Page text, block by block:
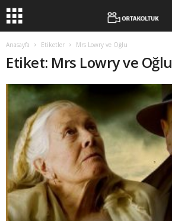
Anasayfa Etiketler Mrs Lowry ve Oğlu
Etiket: Mrs Lowry ve Oğlu